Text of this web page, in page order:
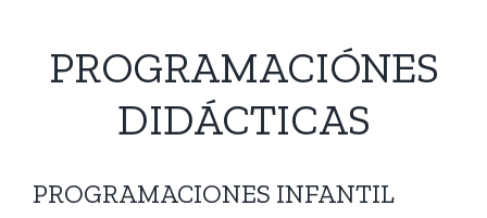
PROGRAMACIÓNES
DIDÁCTICAS
PROGRAMACIONES INFANTIL